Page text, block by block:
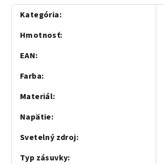
Kategória:
Hmotnosť:
EAN:
Farba:
Materiál:
Napätie:
Svetelný zdroj:
Typ zásuvky: